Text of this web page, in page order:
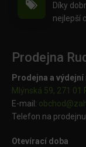
Díky
nejlepší
Prodejna
Prodejna a
Mlýnská 59, 271 01
E-mail: obchod@
Telefon na
Otevírací doba